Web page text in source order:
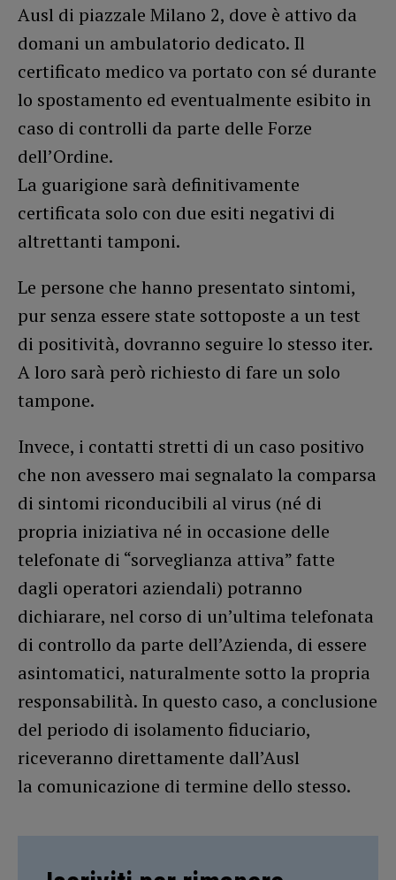
Ausl di piazzale Milano 2, dove è attivo da
domani un ambulatorio dedicato. Il
certificato medico va portato con sé durante
lo spostamento ed eventualmente esibito in
caso di controlli da parte delle Forze
dell’Ordine.
La guarigione sarà definitivamente
certificata solo con due esiti negativi di
altrettanti tamponi.
Le persone che hanno presentato sintomi,
pur senza essere state sottoposte a un test
di positività, dovranno seguire lo stesso iter.
A loro sarà però richiesto di fare un solo
tampone.
Invece, i contatti stretti di un caso positivo
che non avessero mai segnalato la comparsa
di sintomi riconducibili al virus (né di
propria iniziativa né in occasione delle
telefonate di “sorveglianza attiva” fatte
dagli operatori aziendali) potranno
dichiarare, nel corso di un’ultima telefonata
di controllo da parte dell’Azienda, di essere
asintomatici, naturalmente sotto la propria
responsabilità. In questo caso, a conclusione
del periodo di isolamento fiduciario,
riceveranno direttamente dall’Ausl
la comunicazione di termine dello stesso.